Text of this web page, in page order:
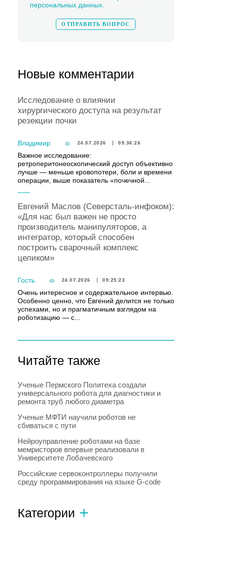
персональных данных.
Новые комментарии
Исследование о влиянии
хирургического доступа на результат
резекции почки
Владимир 24.07.2026 09:36:26
Важное исследование:
ретроперитонеоскопический доступ объективно
лучше — меньше кровопотери, боли и времени
операции, выше показатель «почечной...
Евгений Маслов (Северсталь-инфоком):
«Для нас был важен не просто
производитель манипуляторов, а
интегратор, который способен
построить сварочный комплекс
целиком»
Гость 24.07.2026 09:25:23
Очень интересное и содержательное интервью.
Особенно ценно, что Евгений делится не только
успехами, но и прагматичным взглядом на
роботизацию — с...
Читайте также
Ученые Пермского Политеха создали
универсального робота для диагностики и
ремонта труб любого диаметра
Ученые МФТИ научили роботов не
сбиваться с пути
Нейроуправление роботами на базе
мемристоров впервые реализовали в
Университете Лобачевского
Российские сервоконтроллеры получили
среду программирования на языке G-code
Категории